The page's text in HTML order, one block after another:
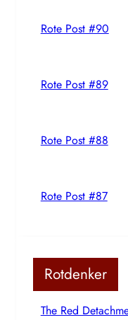
Rote Post #90
Rote Post #89
Rote Post #88
Rote Post #87
Rotdenker
The Red